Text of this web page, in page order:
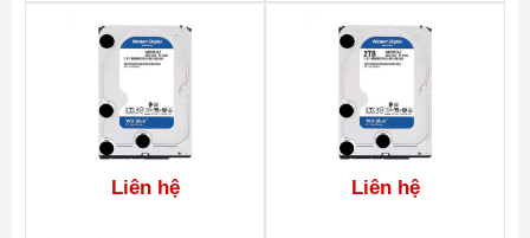
Liên hệ Liên hệ